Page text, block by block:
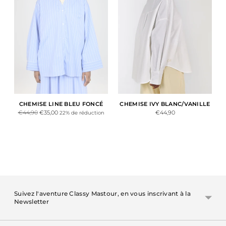
CHEMISE LINE BLEU FONCÉ
Prix
€44,90 €35,00 22% de réduction
CHEMISE IVY BLANC/VANILLE
€44,90
Suivez l'aventure Classy Mastour, en vous inscrivant à la
Newsletter